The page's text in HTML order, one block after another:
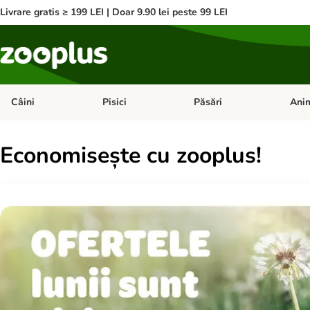
Livrare gratis ≥ 199 LEI | Doar 9.90 lei peste 99 LEI
Câini Deschideți meniul cu categorii: Câini
Pisici Deschideți meniul cu
Păsări
Economisește cu zooplus!